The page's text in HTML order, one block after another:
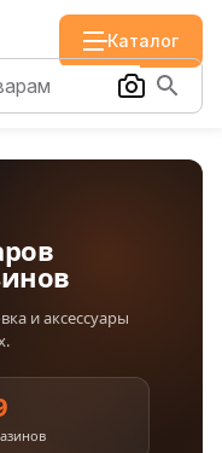
Каталог
и аксессуары